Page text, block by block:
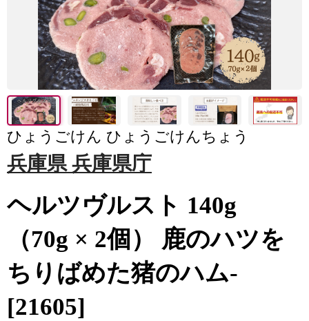
ひょうごけん ひょうごけんちょう
兵庫県 兵庫県庁
ヘルツヴルスト 140g
（70g × 2個） 鹿のハツを
ちりばめた猪のハム-
[21605]